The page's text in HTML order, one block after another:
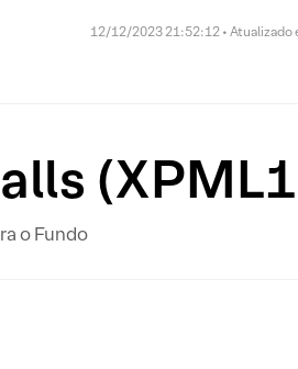
12/12/2023 21:52:12 •
o Fundo